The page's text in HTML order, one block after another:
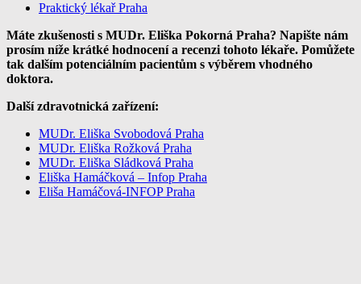
Praktický lékař Praha
Máte zkušenosti s MUDr. Eliška Pokorná Praha? Napište nám
prosím níže krátké hodnocení a recenzi tohoto lékaře. Pomůžete
tak dalším potenciálním pacientům s výběrem vhodného
doktora.
Další zdravotnická zařízení:
MUDr. Eliška Svobodová Praha
MUDr. Eliška Rožková Praha
MUDr. Eliška Sládková Praha
Eliška Hamáčková – Infop Praha
Eliša Hamáčová-INFOP Praha